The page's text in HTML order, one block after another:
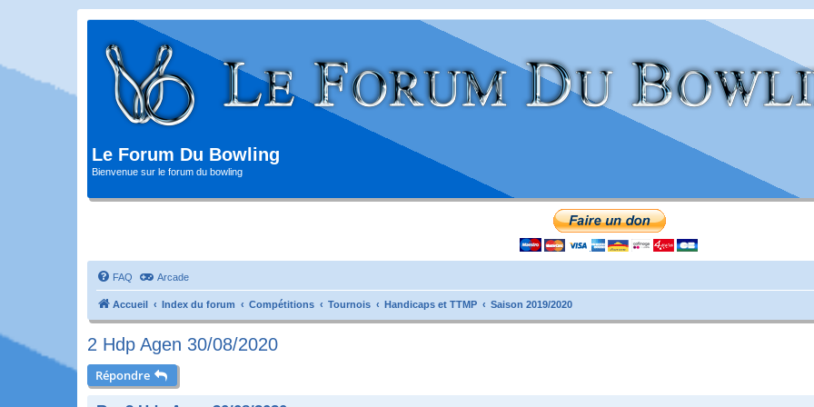
Le Forum Du Bowling
Bienvenue sur le forum du bowling
FAQ Arcade
Accueil Index du forum Compétitions Tournois Handicaps et TTMP Saison 2019/2020
2 Hdp Agen 30/08/2020
Répondre